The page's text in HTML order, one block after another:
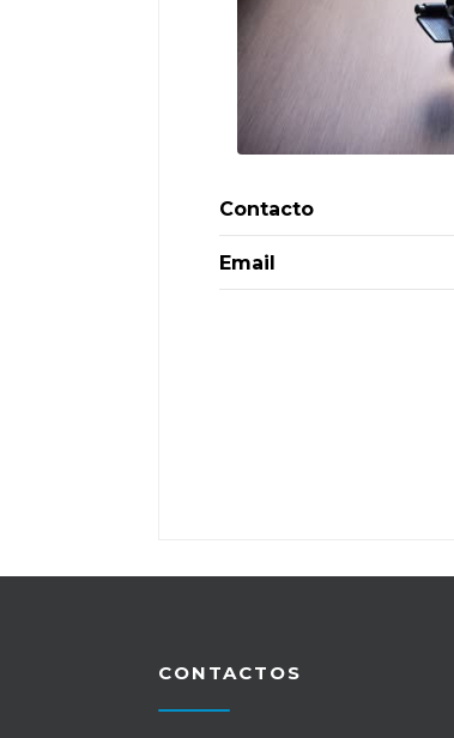
Contacto
Email
CONTACTOS